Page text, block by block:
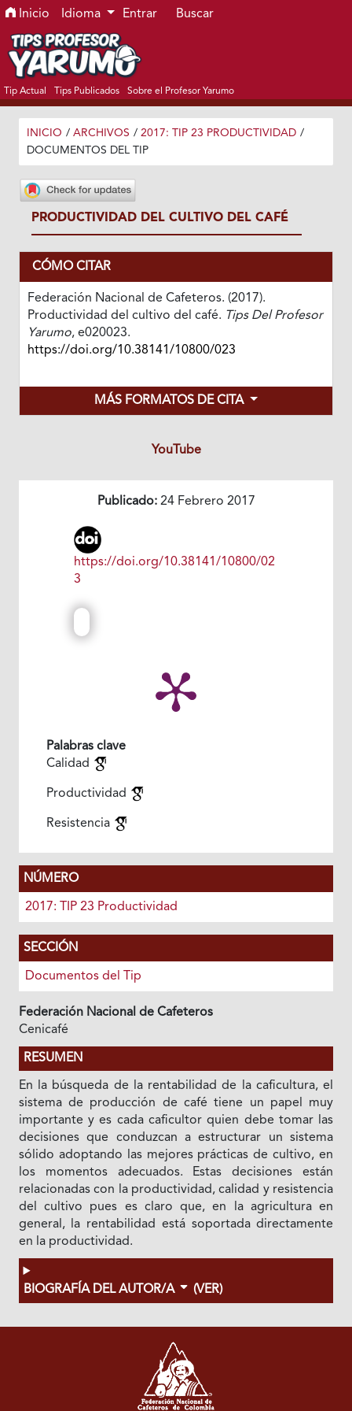
Ir al menú de navegación principal
Ir al contenido principal
Ir al pie de página del sitio
Inicio Idioma Entrar Buscar
Tip Actual Tips Publicados Sobre el Profesor Yarumo
INICIO / ARCHIVOS / 2017: TIP 23 PRODUCTIVIDAD /
DOCUMENTOS DEL TIP
PRODUCTIVIDAD DEL CULTIVO DEL CAFÉ
CÓMO CITAR
Federación Nacional de Cafeteros. (2017).
Productividad del cultivo del café. Tips Del Profesor
Yarumo, e020023.
https://doi.org/10.38141/10800/023
MÁS FORMATOS DE CITA
YouTube
Publicado:24 Febrero 2017
https://doi.org/10.38141/10800/02
3
Palabras clave
Calidad
Productividad
Resistencia
NÚMERO
2017: TIP 23 Productividad
SECCIÓN
Documentos del Tip
Federación Nacional de Cafeteros
Cenicafé
RESUMEN
En la búsqueda de la rentabilidad de la caficultura, el
sistema de producción de café tiene un papel muy
importante y es cada caficultor quien debe tomar las
decisiones que conduzcan a estructurar un sistema
sólido adoptando las mejores prácticas de cultivo, en
los momentos adecuados. Estas decisiones están
relacionadas con la productividad, calidad y resistencia
del cultivo pues es claro que, en la agricultura en
general, la rentabilidad está soportada directamente
en la productividad.
BIOGRAFÍA DEL AUTOR/A (VER)